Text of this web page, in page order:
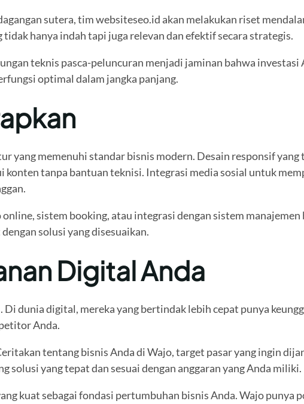
sutera, tim websiteseo.id akan melakukan riset
hanya indah tapi juga relevan dan efektif secara strategis.
teknis pasca-peluncuran menjadi jaminan bahwa
optimal dalam jangka panjang.
yang memenuhi standar bisnis modern. Desain responsif yang
tanpa bantuan teknisi. Integrasi media sosial untuk
sistem booking, atau integrasi dengan sistem manajemen
solusi yang disesuaikan.
Digital Anda
dunia digital, mereka yang bertindak lebih cepat punya
Anda.
tentang bisnis Anda di Wajo, target pasar yang ingin
yang tepat dan sesuai dengan anggaran yang Anda miliki.
kuat sebagai fondasi pertumbuhan bisnis Anda. Wajo punya